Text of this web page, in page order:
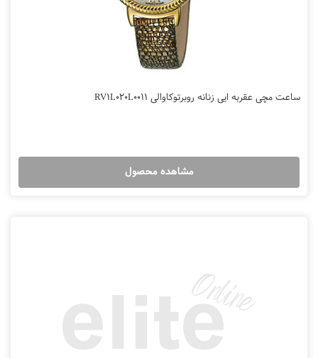
ساعت مچی عقربه ایی زنانه روبرتوکاوالی RV1L020L0011
مشاهده محصول